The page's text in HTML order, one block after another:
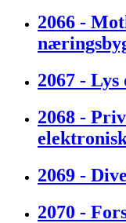
2066 -
2067 -
2068 -
2069 -
2070 -